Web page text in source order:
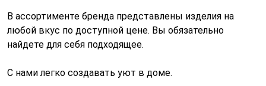
В ассортименте бренда представлены изделия на
любой вкус по доступной цене. Вы обязательно
найдете для себя подходящее.
С нами легко создавать уют в доме.